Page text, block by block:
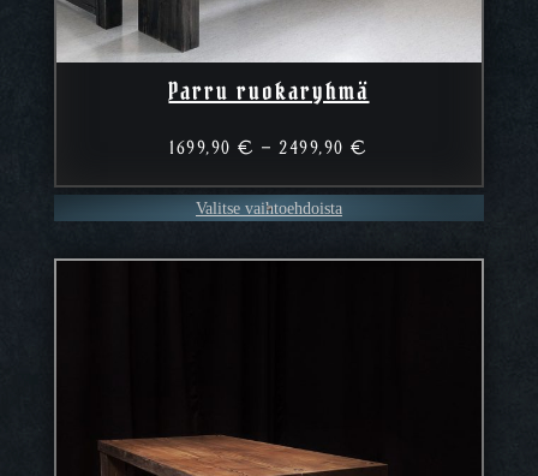
Parru ruokaryhmä
1699,90€ – 2499,90€
–
2499,90 €
Valitse vaihtoehdoista